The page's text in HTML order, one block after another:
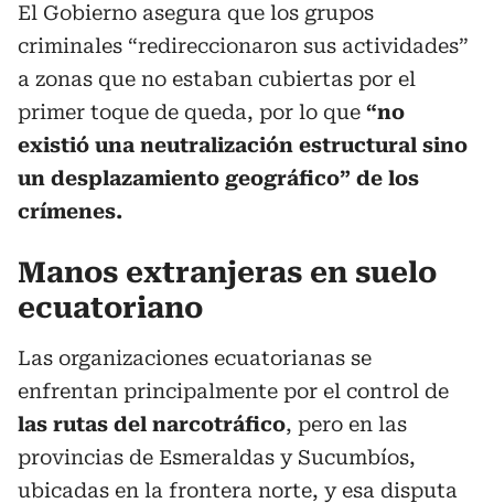
El Gobierno asegura que los grupos
criminales “redireccionaron sus actividades”
a zonas que no estaban cubiertas por el
primer toque de queda, por lo que “no
existió una neutralización estructural sino
un desplazamiento geográfico” de los
crímenes.
Manos extranjeras en suelo
ecuatoriano
Las organizaciones ecuatorianas se
enfrentan principalmente por el control de
las rutas del narcotráfico, pero en las
provincias de Esmeraldas y Sucumbíos,
ubicadas en la frontera norte, y esa disputa